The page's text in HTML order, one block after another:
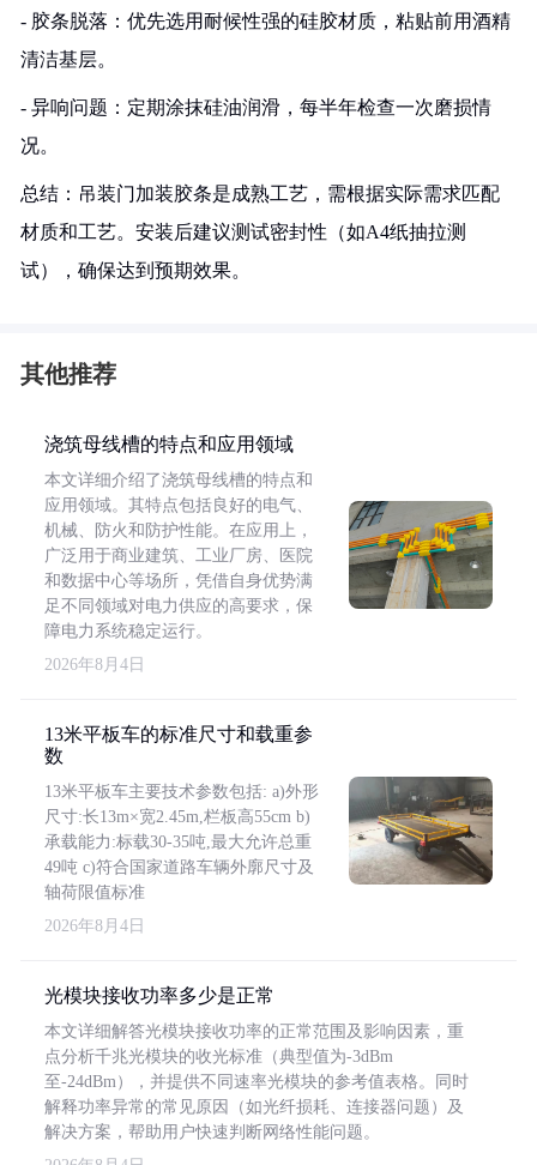
- 胶条脱落：优先选用耐候性强的硅胶材质，粘贴前用酒精
清洁基层。
- 异响问题：定期涂抹硅油润滑，每半年检查一次磨损情
况。
总结：吊装门加装胶条是成熟工艺，需根据实际需求匹配
材质和工艺。安装后建议测试密封性（如A4纸抽拉测
试），确保达到预期效果。
其他推荐
浇筑母线槽的特点和应用领域
本文详细介绍了浇筑母线槽的特点和
应用领域。其特点包括良好的电气、
机械、防火和防护性能。在应用上，
广泛用于商业建筑、工业厂房、医院
和数据中心等场所，凭借自身优势满
足不同领域对电力供应的高要求，保
障电力系统稳定运行。
2026年8月4日
13米平板车的标准尺寸和载重参
数
13米平板车主要技术参数包括: a)外形
尺寸:长13m×宽2.45m,栏板高55cm b)
承载能力:标载30-35吨,最大允许总重
49吨 c)符合国家道路车辆外廓尺寸及
轴荷限值标准
2026年8月4日
光模块接收功率多少是正常
本文详细解答光模块接收功率的正常范围及影响因素，重
点分析千兆光模块的收光标准（典型值为-3dBm
至-24dBm），并提供不同速率光模块的参考值表格。同时
解释功率异常的常见原因（如光纤损耗、连接器问题）及
解决方案，帮助用户快速判断网络性能问题。